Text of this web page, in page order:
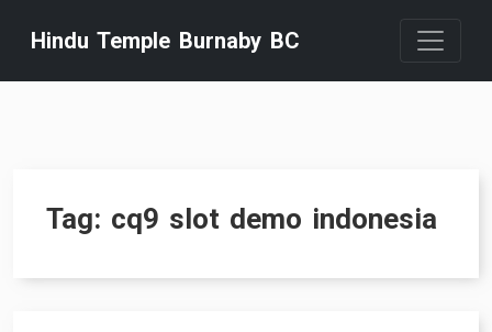
content
Hindu Temple Burnaby BC
Tag: cq9 slot demo indonesia